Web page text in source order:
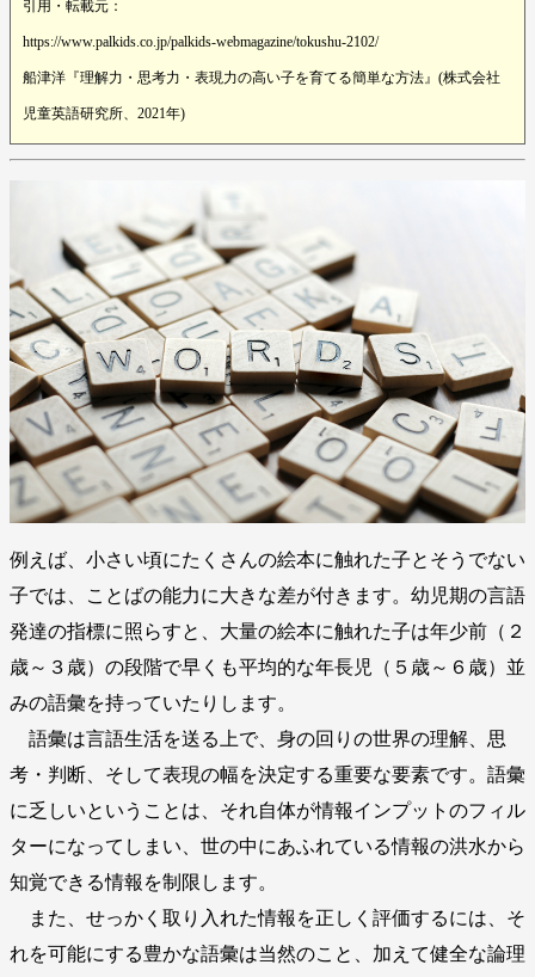
引用・転載元：
https://www.palkids.co.jp/palkids-webmagazine/tokushu-2102/
船津洋『理解力・思考力・表現力の高い子を育てる簡単な方法』(株式会社
児童英語研究所、2021年)
例えば、小さい頃にたくさんの絵本に触れた子とそうでない
子では、ことばの能力に大きな差が付きます。幼児期の言語
発達の指標に照らすと、大量の絵本に触れた子は年少前（２
歳～３歳）の段階で早くも平均的な年長児（５歳～６歳）並
みの語彙を持っていたりします。
語彙は言語生活を送る上で、身の回りの世界の理解、思
考・判断、そして表現の幅を決定する重要な要素です。語彙
に乏しいということは、それ自体が情報インプットのフィル
ターになってしまい、世の中にあふれている情報の洪水から
知覚できる情報を制限します。
また、せっかく取り入れた情報を正しく評価するには、そ
れを可能にする豊かな語彙は当然のこと、加えて健全な論理